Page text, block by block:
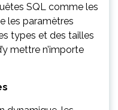
SQL comme les
les paramètres
types et des tailles
mettre n’importe